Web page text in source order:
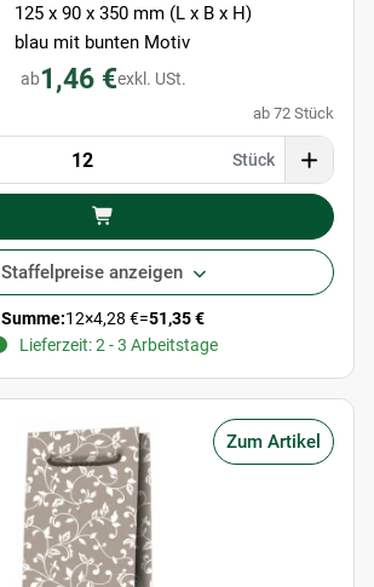
125 x 90 x 350 mm (L x B x H)
blau mit bunten Motiv
ab1,46 €exkl. USt.
ab 72 Stück
Stück
Staffelpreise anzeigen
Summe:12×4,28 €=51,35 €
Lieferzeit: 2 - 3 Arbeitstage
Zum Artikel